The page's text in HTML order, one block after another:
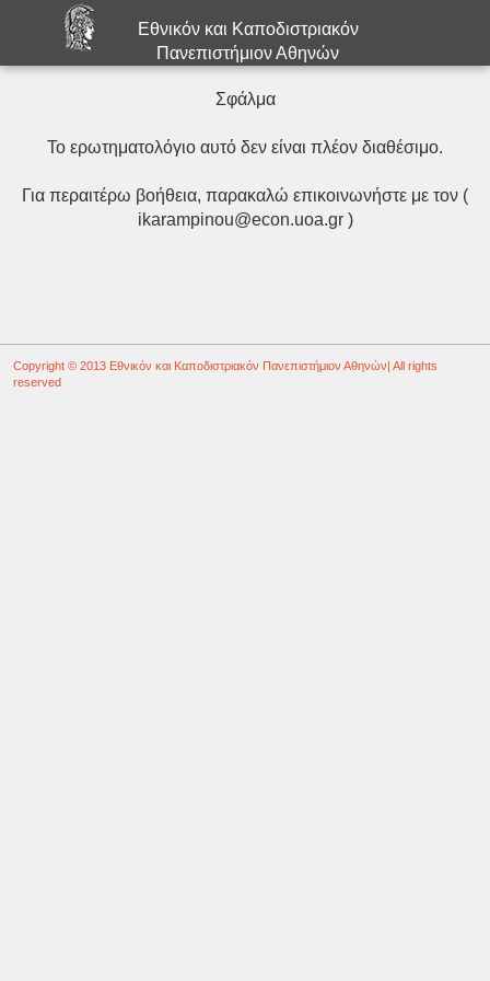
Εθνικόν και Καποδιστριακόν
Πανεπιστήμιον Αθηνών
Σφάλμα
Το ερωτηματολόγιο αυτό δεν είναι πλέον διαθέσιμο.
Για περαιτέρω βοήθεια, παρακαλώ επικοινωνήστε με τον (
ikarampinou@econ.uoa.gr )
Copyright © 2013 Εθνικόν και Καποδιστριακόν Πανεπιστήμιον Αθηνών| All rights
reserved